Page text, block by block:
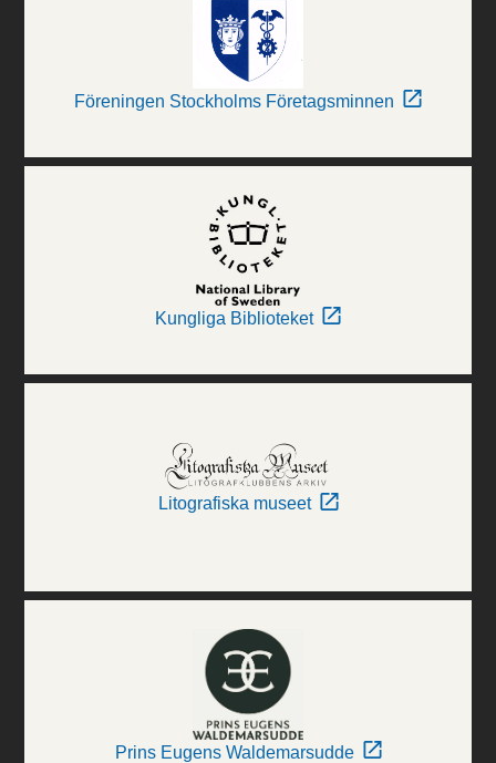
Föreningen Stockholms Företagsminnen
Kungliga Biblioteket
Litografiska museet
Prins Eugens Waldemarsudde